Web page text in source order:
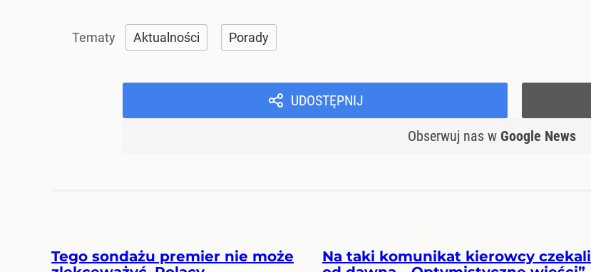
Aktualności Porady
UDOSTĘPNIJ
Obserwuj nas w Google News
Tego sondażu premier nie może
Na taki komunikat kierowcy czekali